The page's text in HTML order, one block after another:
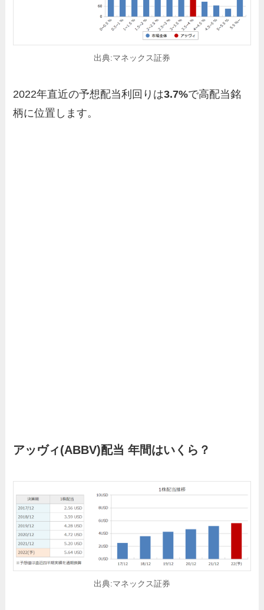
出典:マネックス証券
2022年直近の予想配当利回りは3.7%で高配当銘
柄に位置します。
アッヴィ(ABBV)配当 年間はいくら？
出典:マネックス証券